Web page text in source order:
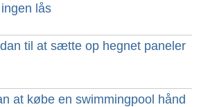
lås
til at sætte op hegnet paneler
at købe en swimmingpool hånd